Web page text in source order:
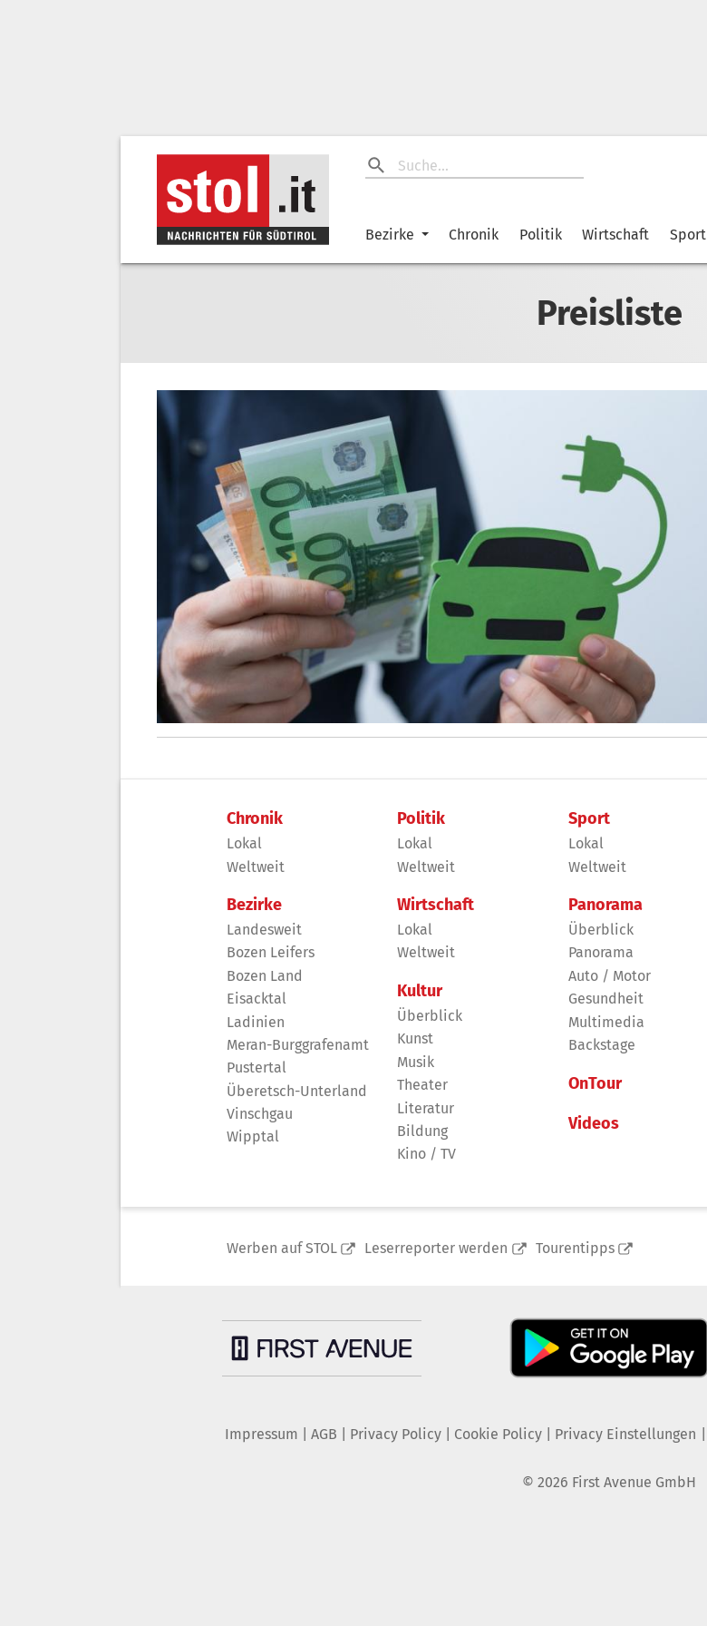
Bezirke Chronik Politik Wirtschaft Sport
Preisliste
Chronik
Lokal
Weltweit
Bezirke
Landesweit
Bozen Leifers
Bozen Land
Eisacktal
Ladinien
Meran-Burggrafenamt
Pustertal
Überetsch-Unterland
Vinschgau
Wipptal
Politik
Lokal
Weltweit
Wirtschaft
Lokal
Weltweit
Kultur
Überblick
Kunst
Musik
Theater
Literatur
Bildung
Kino / TV
Sport
Lokal
Weltweit
Panorama
Überblick
Panorama
Auto / Motor
Gesundheit
Multimedia
Backstage
OnTour
Videos
Werben auf STOL Leserreporter werden Tourentipps
Impressum AGB Privacy Policy| Cookie Policy| Privacy Einstellungen
© 2026 First Avenue GmbH